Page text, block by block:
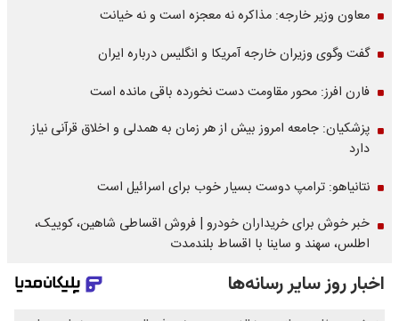
معاون وزیر خارجه: مذاکره نه معجزه است و نه خیانت
گفت وگوی وزیران خارجه آمریکا و انگلیس درباره ایران
فارن افرز: محور مقاومت دست نخورده باقی مانده است
پزشکیان: جامعه امروز بیش از هر زمان به همدلی و اخلاق قرآنی نیاز
دارد
نتانیاهو: ترامپ دوست بسیار خوب برای اسرائیل است
خبر خوش برای خریداران خودرو | فروش اقساطی شاهین، کوییک،
اطلس، سهند و ساینا با اقساط بلندمدت